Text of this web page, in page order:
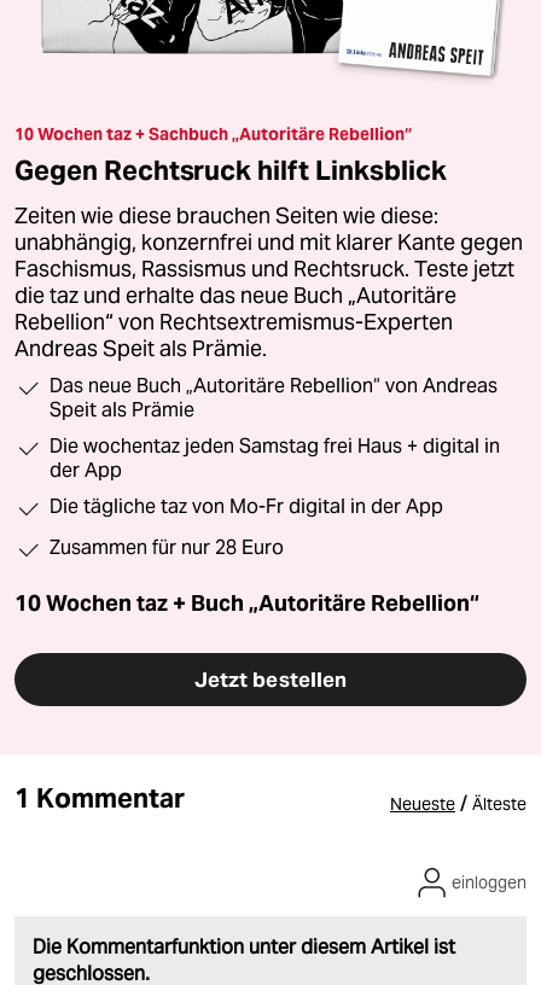
10 Wochen taz + Sachbuch „Autoritäre Rebellion“
Gegen Rechtsruck hilft Linksblick
Zeiten wie diese brauchen Seiten wie diese:
unabhängig, konzernfrei und mit klarer Kante gegen
Faschismus, Rassismus und Rechtsruck. Teste jetzt
die taz und erhalte das neue Buch „Autoritäre
Rebellion“ von Rechtsextremismus-Experten
Andreas Speit als Prämie.
Das neue Buch „Autoritäre Rebellion“ von Andreas
Speit als Prämie
Die wochentaz jeden Samstag frei Haus + digital in
der App
Die tägliche taz von Mo-Fr digital in der App
Zusammen für nur 28 Euro
10 Wochen taz + Buch „Autoritäre Rebellion“
Jetzt bestellen
1 Kommentar Neueste / Älteste
Die Kommentarfunktion unter diesem Artikel ist
geschlossen.
einloggen